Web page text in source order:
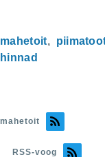
mahetoit
hinnad
mahetoit
RSS-voog